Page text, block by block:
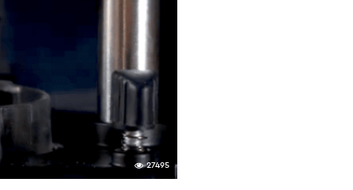
27495